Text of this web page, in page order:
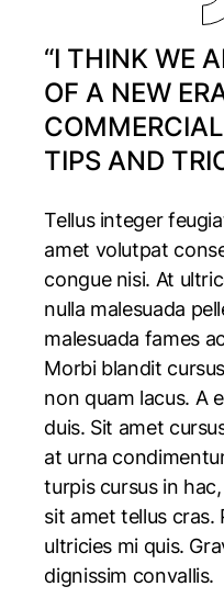
“I THINK WE
OF A NEW
TIPS AND
Tellus integer
amet volutpat
congue nisi. At
nulla malesuada
malesuada fames
Morbi blandit
non quam lacus. A
duis. Sit amet
at urna
turpis cursus in
sit amet tellus cras.
ultricies mi quis.
dignissim convallis.